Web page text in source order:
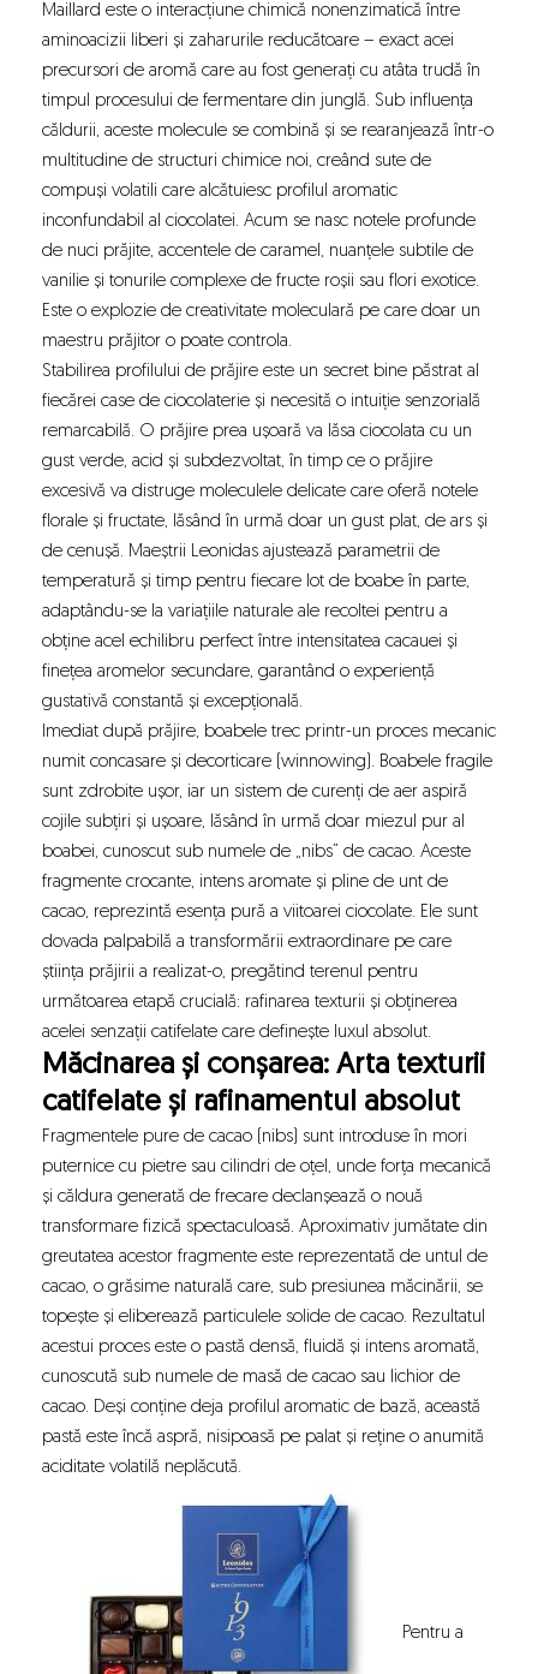
Maillard este o interacțiune chimică nonenzimatică între
aminoacizii liberi și zaharurile reducătoare – exact acei
precursori de aromă care au fost generați cu atâta trudă în
timpul procesului de fermentare din junglă. Sub influența
căldurii, aceste molecule se combină și se rearanjează într-o
multitudine de structuri chimice noi, creând sute de
compuși volatili care alcătuiesc profilul aromatic
inconfundabil al ciocolatei. Acum se nasc notele profunde
de nuci prăjite, accentele de caramel, nuanțele subtile de
vanilie și tonurile complexe de fructe roșii sau flori exotice.
Este o explozie de creativitate moleculară pe care doar un
maestru prăjitor o poate controla.
Stabilirea profilului de prăjire este un secret bine păstrat al
fiecărei case de ciocolaterie și necesită o intuiție senzorială
remarcabilă. O prăjire prea ușoară va lăsa ciocolata cu un
gust verde, acid și subdezvoltat, în timp ce o prăjire
excesivă va distruge moleculele delicate care oferă notele
florale și fructate, lăsând în urmă doar un gust plat, de ars și
de cenușă. Maeștrii Leonidas ajustează parametrii de
temperatură și timp pentru fiecare lot de boabe în parte,
adaptându-se la variațiile naturale ale recoltei pentru a
obține acel echilibru perfect între intensitatea cacauei și
finețea aromelor secundare, garantând o experiență
gustativă constantă și excepțională.
Imediat după prăjire, boabele trec printr-un proces mecanic
numit concasare și decorticare (winnowing). Boabele fragile
sunt zdrobite ușor, iar un sistem de curenți de aer aspiră
cojile subțiri și ușoare, lăsând în urmă doar miezul pur al
boabei, cunoscut sub numele de „nibs” de cacao. Aceste
fragmente crocante, intens aromate și pline de unt de
cacao, reprezintă esența pură a viitoarei ciocolate. Ele sunt
dovada palpabilă a transformării extraordinare pe care
știința prăjirii a realizat-o, pregătind terenul pentru
următoarea etapă crucială: rafinarea texturii și obținerea
acelei senzații catifelate care definește luxul absolut.
Măcinarea și conșarea: Arta texturii
catifelate și rafinamentul absolut
Fragmentele pure de cacao (nibs) sunt introduse în mori
puternice cu pietre sau cilindri de oțel, unde forța mecanică
și căldura generată de frecare declanșează o nouă
transformare fizică spectaculoasă. Aproximativ jumătate din
greutatea acestor fragmente este reprezentată de untul de
cacao, o grăsime naturală care, sub presiunea măcinării, se
topește și eliberează particulele solide de cacao. Rezultatul
acestui proces este o pastă densă, fluidă și intens aromată,
cunoscută sub numele de masă de cacao sau lichior de
cacao. Deși conține deja profilul aromatic de bază, această
pastă este încă aspră, nisipoasă pe palat și reține o anumită
aciditate volatilă neplăcută.
Pentru a